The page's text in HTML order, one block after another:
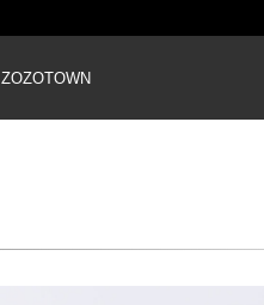
ZOZOTOWN